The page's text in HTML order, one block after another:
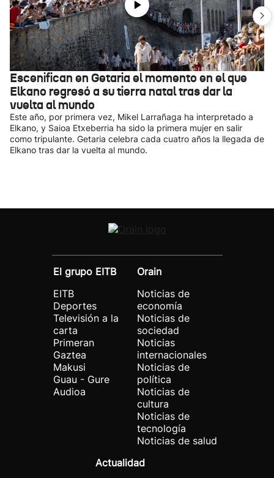
Escenifican en Getaria el momento en el que
Elkano regresó a su tierra natal tras dar la
vuelta al mundo
Este año, por primera vez, Mikel Larrañaga ha interpretado a
Elkano, y Saioa Etxeberria ha sido la primera mujer en salir
como tripulante. Getaria celebra cada cuatro años la llegada de
Elkano tras dar la vuelta al mundo.
El grupo EITB
EITB
Deportes
Televisión a la
carta
Primeran
Gaztea
Makusi
Guau - Gure
Audioa
Orain
Noticias de
economía
Noticias de
sociedad
Noticias
internacionales
Noticias de
política
Noticias de
cultura
Noticias de
tecnología
Noticias de salud
Actualidad